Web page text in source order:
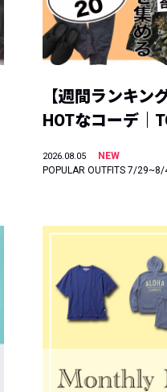
【週間ランキン
HOTなコーデ｜
2026.08.05
NEW
POPULAR OUTFITS 7/29~8/